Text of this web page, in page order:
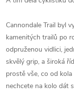
Cannondale Trail byl
kamenitých trailů po
odpruženou vidlici,
skvělý grip, a široká
prostě vše, co od
nechcete na kolo dát